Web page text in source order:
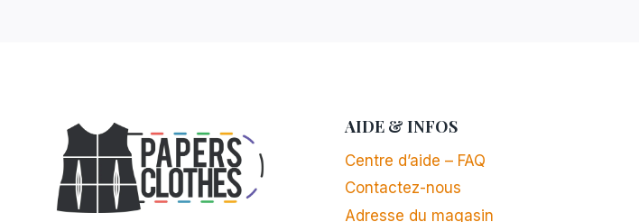
AIDE & INFOS
Centre d’aide – FAQ
Contactez-nous
Adresse du magasin